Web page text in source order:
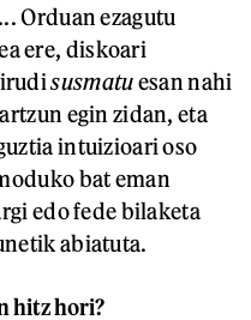
Orduan ezagutu
ere, diskoari
susmatuesan nahi
egin zidan, eta
intuizioari oso
bat eman
edo fede bilaketa
abiatuta.
hitz hori?